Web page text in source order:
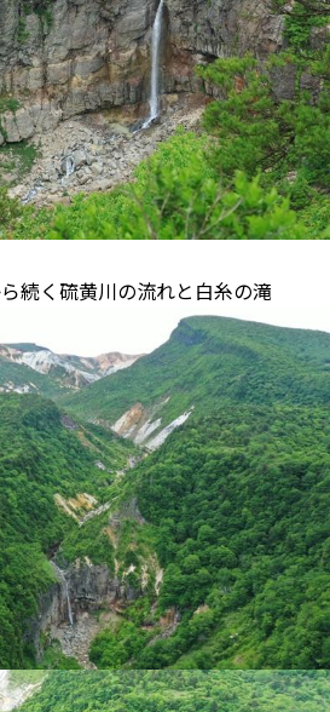
続く硫黄川の流れと白糸の滝